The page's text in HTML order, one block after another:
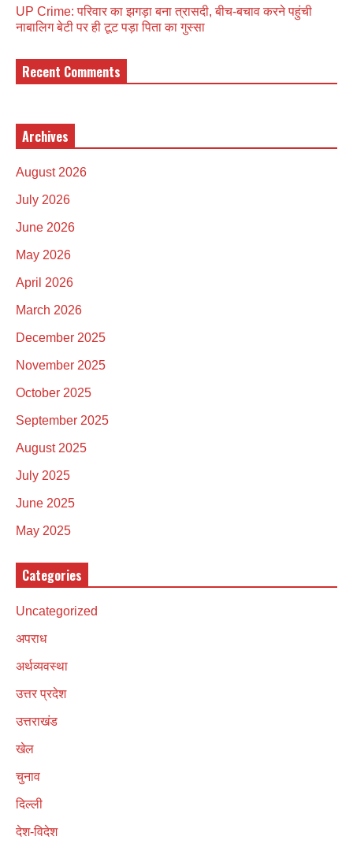
UP Crime: परिवार का झगड़ा बना त्रासदी, बीच-बचाव करने पहुंची
नाबालिग बेटी पर ही टूट पड़ा पिता का गुस्सा
Recent Comments
Archives
August 2026
July 2026
June 2026
May 2026
April 2026
March 2026
December 2025
November 2025
October 2025
September 2025
August 2025
July 2025
June 2025
May 2025
Categories
Uncategorized
अपराध
अर्थव्यवस्था
उत्तर प्रदेश
उत्तराखंड
खेल
चुनाव
दिल्ली
देश-विदेश